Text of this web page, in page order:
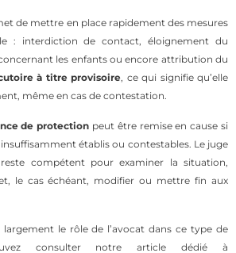
de mettre en place rapidement des mesures
: interdiction de contact, éloignement du
les enfants ou encore attribution du
à titre provisoire, ce qui signifie qu’elle
même en cas de contestation.
de protection peut être remise en cause si
établis ou contestables. Le juge
compétent pour examiner la situation,
le cas échéant, modifier ou mettre fin aux
le rôle de l’avocat dans ce type de
consulter notre article dédié à